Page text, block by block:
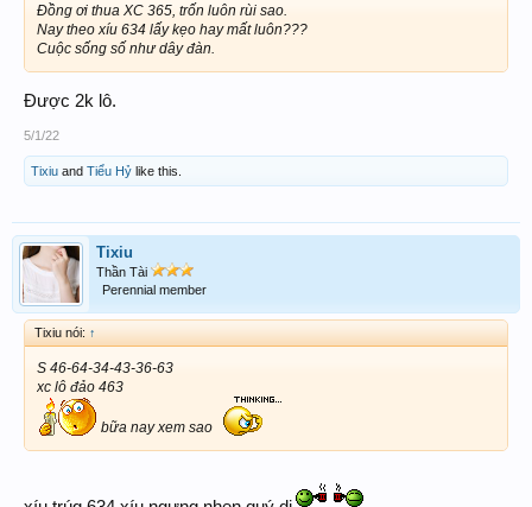
Đồng ơi thua XC 365, trốn luôn rùi sao.
Nay theo xíu 634 lấy kẹo hay mất luôn???
Cuộc sống số như dây đàn.
Được 2k lô.
5/1/22
Tixiu and Tiểu Hỷ like this.
Tixiu
Thần Tài
Perennial member
Tixiu nói: ↑
S 46-64-34-43-36-63
xc lô đảo 463
bữa nay xem sao